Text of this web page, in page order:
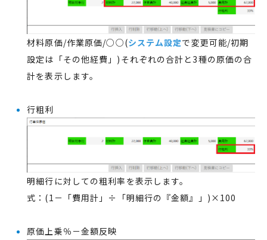
材料原価/作業原価/○○(システム設定で変更可能/初期
設定は「その他経費」)それぞれの合計と3種の原価の合
計を表示します。
行粗利
明細行に対しての粗利率を表示します。
式：(1－「費用計」÷「明細行の『金額』」)×100
原価上乗％－金額反映